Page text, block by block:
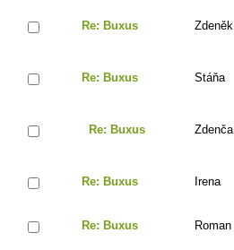
Re: Buxus Zdeněk
Re: Buxus Stáňa
Re: Buxus Zdenča
Re: Buxus Irena
Re: Buxus Roman